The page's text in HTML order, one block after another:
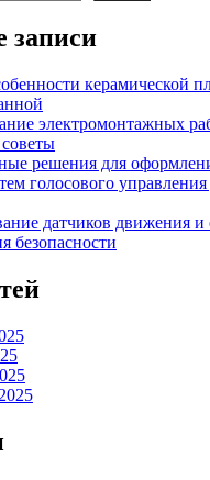
записи
керамической
электромонтажных
решения для
голосового
датчиков движения и
безопасности